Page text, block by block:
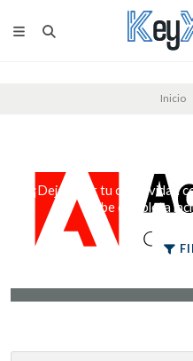
Inicio
¡Deja volar tu creatividad
nube completa